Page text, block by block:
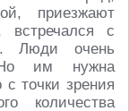
приезжают
встречался с
Люди очень
Но им нужна
с точки зрения
количества